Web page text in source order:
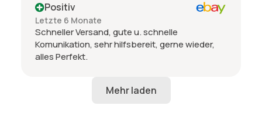
Positiv
Letzte 6 Monate
Schneller Versand, gute u. schnelle
Komunikation, sehr hilfsbereit, gerne wieder,
alles Perfekt.